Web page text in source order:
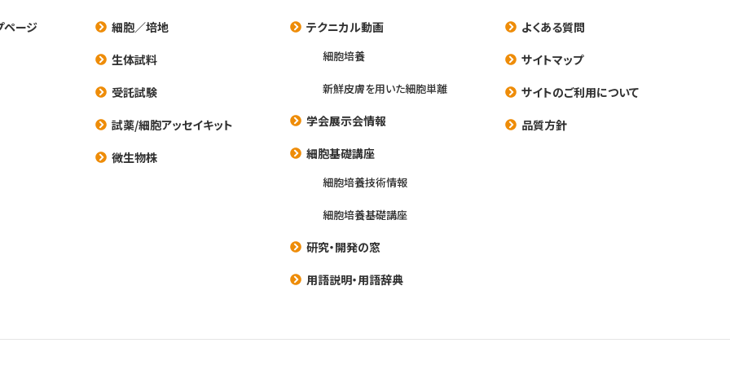
ページ
細胞／培地
生体試料
受託試験
試薬/細胞アッセイキット
微生物株
テクニカル動画
細胞培養
新鮮皮膚を用いた細胞単離
学会展示会情報
細胞基礎講座
細胞培養技術情報
細胞培養基礎講座
研究・開発の窓
用語説明・用語辞典
よくある質問
サイトマップ
サイトのご利用について
品質方針